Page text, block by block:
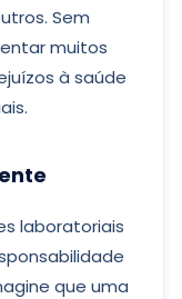
Sem
muitos
à saúde
laboratoriais
que uma